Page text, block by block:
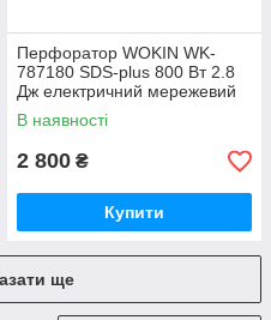
Перфоратор WOKIN WK-
787180 SDS-plus 800 Вт 2.8
Дж електричний мережевий
В наявності
2 800 ₴
Купити
ще